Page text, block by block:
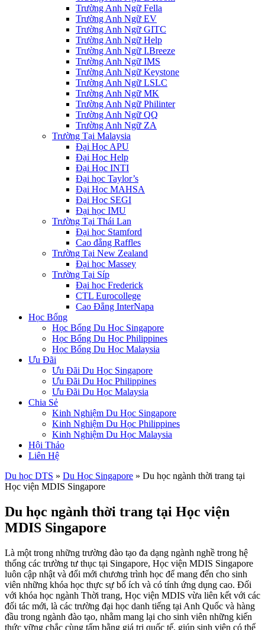
Trường Anh Ngữ Fella
Trường Anh Ngữ EV
Trường Anh Ngữ GITC
Trường Anh Ngữ Help
Trường Anh Ngữ I.Breeze
Trường Anh Ngữ IMS
Trường Anh Ngữ Keystone
Trường Anh Ngữ LSLC
Trường Anh Ngữ MK
Trường Anh Ngữ Philinter
Trường Anh Ngữ QQ
Trường Anh Ngữ ZA
Trường Tại Malaysia
Đại Học APU
Đại Học Help
Đại Học INTI
Đại học Taylor’s
Đại Học MAHSA
Đại Học SEGI
Đại học IMU
Trường Tại Thái Lan
Đại học Stamford
Cao đẳng Raffles
Trường Tại New Zealand
Đại học Massey
Trường Tại Síp
Đại học Frederick
CTL Eurocollege
Cao Đẳng InterNapa
Học Bổng
Học Bổng Du Học Singapore
Học Bổng Du Học Philippines
Học Bổng Du Học Malaysia
Ưu Đãi
Ưu Đãi Du Học Singapore
Ưu Đãi Du Học Philippines
Ưu Đãi Du Học Malaysia
Chia Sẻ
Kinh Nghiệm Du Học Singapore
Kinh Nghiệm Du Học Philippines
Kinh Nghiệm Du Học Malaysia
Hội Thảo
Liên Hệ
Du học DTS » Du Học Singapore » Du học ngành thời trang tại
Học viện MDIS Singapore
Du học ngành thời trang tại Học viện
MDIS Singapore
Là một trong những trường đào tạo đa dạng ngành nghề trong hệ
thống các trường tư thục tại Singapore, Học viện MDIS Singapore
luôn cập nhật và đổi mới chương trình học để mang đến cho sinh
viên những khóa học thực sự bổ ích và có tính ứng dụng cao. Đối
với khóa học ngành Thời trang, Học viện MDIS vừa liên kết với các
đối tác mới, là các trường đại học danh tiếng tại Anh Quốc và hàng
đầu trong ngành đào tạo, nhằm mang lại cho sinh viên những kiến
thức vững chắc cùng tấm bằng giá trị quốc tế, giúp sinh viên có thể